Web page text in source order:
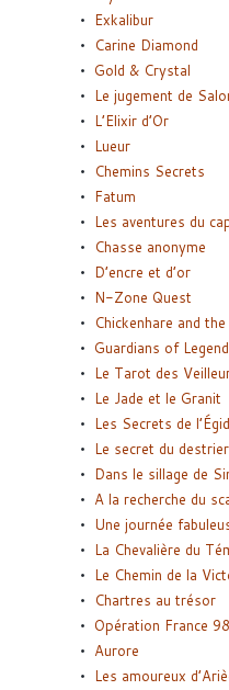
Exkalibur
Carine Diamond
Gold & Crystal
Le jugement de
L’Elixir d’Or
Lueur
Chemins Secrets
Fatum
Les aventures du
Chasse anonyme
D’encre et d’or
N-Zone Quest
Chickenhare and
Guardians of
Le Tarot des
Le Jade et le Granit
Les Secrets de
Le secret du destrier
Dans le sillage de
A la recherche du
Une journée
La Chevalière du
Le Chemin de la
Chartres au trésor
Opération France 98
Aurore
Les amoureux